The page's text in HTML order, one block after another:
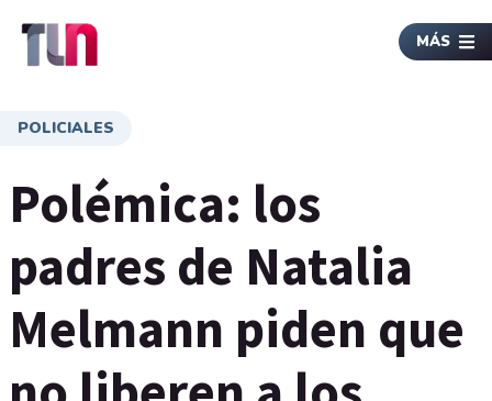
MÁS
POLICIALES
Polémica: los
padres de Natalia
Melmann piden que